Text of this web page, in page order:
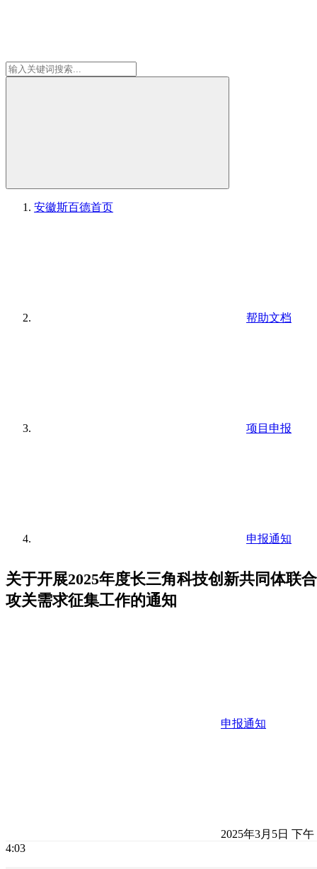
安徽斯百德首页
帮助文档
项目申报
申报通知
关于开展2025年度长三角科技创新共同体联合
攻关需求征集工作的通知
申报通知
2025年3月5日 下午
4:03